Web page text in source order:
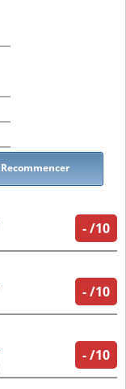
Recommencer
-/10
-/10
-/10